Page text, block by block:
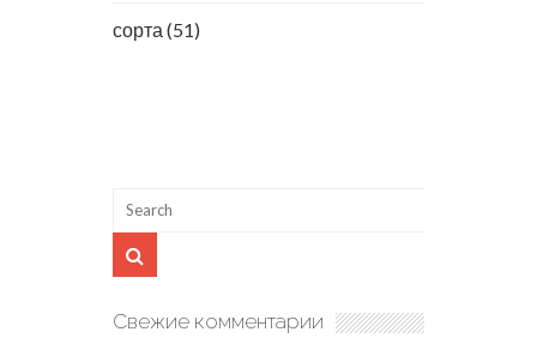
сорта (51)
Свежие комментарии